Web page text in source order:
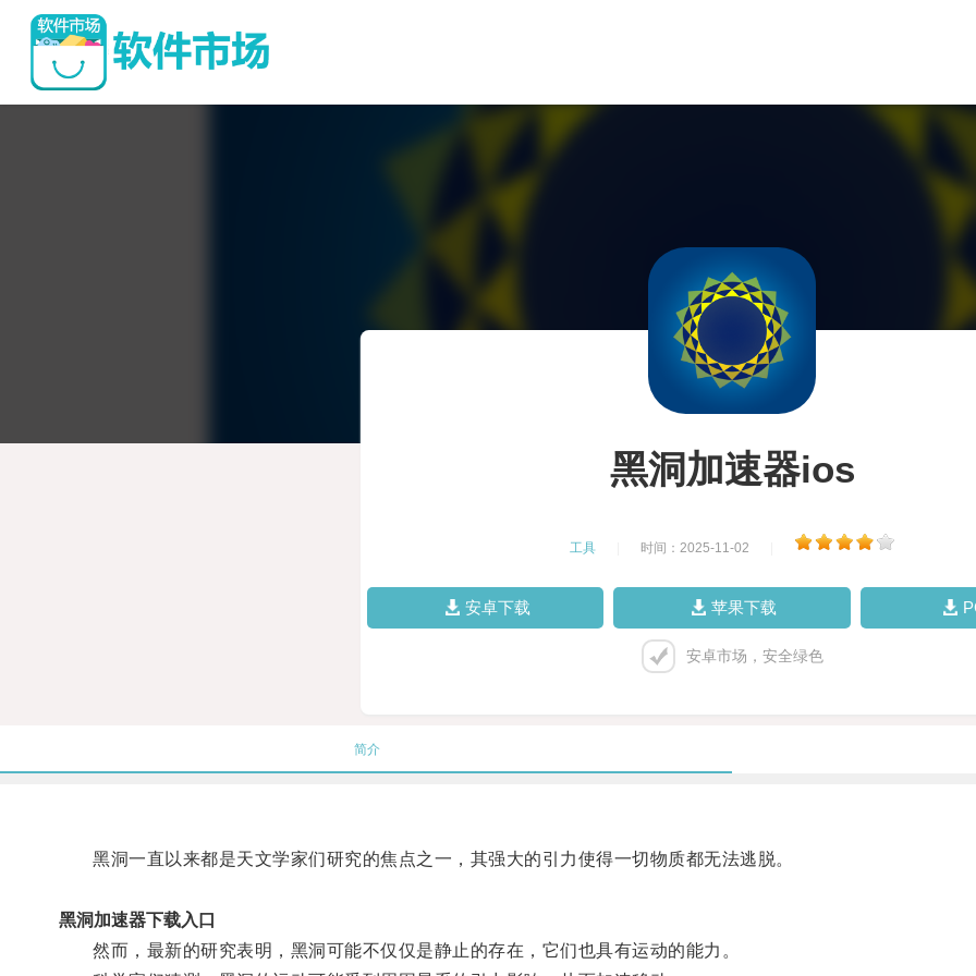
黑洞加速器ios
工具 时间：2025-11-02
安卓下载 苹果下载
安卓市场，安全绿色
简介
黑洞一直以来都是天文学家们研究的焦点之一，其强大的引力使得一切物质都无法逃脱。
黑洞加速器下载入口
然而，最新的研究表明，黑洞可能不仅仅是静止的存在，它们也具有运动的能力。